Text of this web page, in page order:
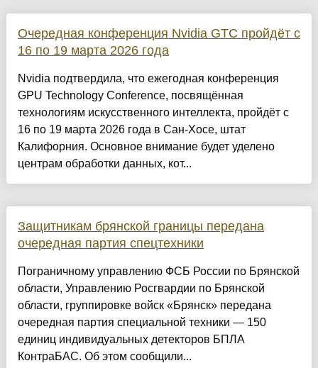
Очередная конференция Nvidia GTC пройдёт с
16 по 19 марта 2026 года
Nvidia подтвердила, что ежегодная конференция
GPU Technology Conference, посвящённая
технологиям искусственного интеллекта, пройдёт с
16 по 19 марта 2026 года в Сан-Хосе, штат
Калифорния. Основное внимание будет уделено
центрам обработки данных, кот...
Защитникам брянской границы передана
очередная партия спецтехники
Пограничному управлению ФСБ России по Брянской
области, Управлению Росгвардии по Брянской
области, группировке войск «Брянск» передана
очередная партия специальной техники — 150
единиц индивидуальных детекторов БПЛА
КонтраБАС. Об этом сообщили...